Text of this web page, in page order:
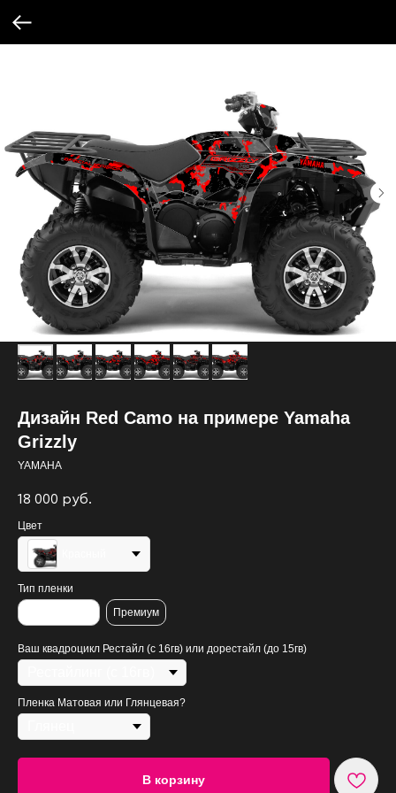
Дизайн Red Camo на примере Yamaha
Grizzly
YAMAHA
18 000 руб.
Цвет
Тип пленки
Премиум
Ваш квадроцикл Рестайл (с 16гв) или дорестайл (до 15гв)
Пленка Матовая или Глянцевая?
В корзину